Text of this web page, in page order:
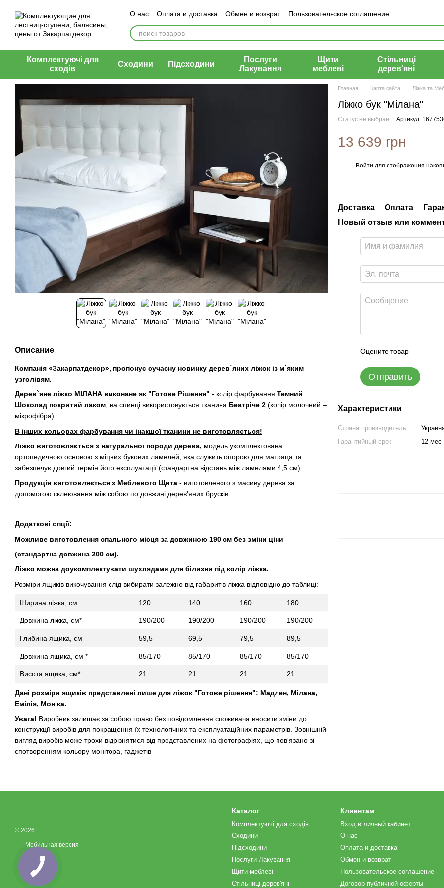
О нас Оплата и доставка Обмен и возврат
Пользовательское соглашение
Договор публичной оферты
Контактная информация Блог Отзывы о магазине
Комплектуючі для
сходів
Сходини Підсходини
Послуги
Лакування
Щити
меблеві
Стільниці
дерев'яні
Описание
Компанія «Закарпатдекор», пропонує сучасну новинку дерев`яних ліжок із м`яким
узголівям.
Дерев`яне ліжко МІЛАНА виконане як "Готове Рішення" - колір фарбування Темний
Шоколад покритий лаком, на спинці використовується тканина Беатріче 2 (колір молочний –
мікрофібра).
В інших кольорах фарбування чи інакшої тканини не виготовляється!
Ліжко виготовляється з натуральної породи дерева, модель укомплектована
ортопедичною основою з міцних букових ламелей, яка служить опорою для матраца та
забезпечує довгий термін його експлуатації (стандартна відстань між ламелями 4,5 см).
Продукція виготовляється з Меблевого Щита - виготовленого з масиву дерева за
допомогою склеювання між собою по довжині дерев'яних брусків.
Додаткові опції:
Можливе виготовлення спального місця за довжиною 190 см без зміни ціни
(стандартна довжина 200 см).
Ліжко можна доукомплектувати шухлядами для білизни під колір ліжка.
Розміри ящиків викочування слід вибирати залежно від габаритів ліжка відповідно до таблиці:
Ширина ліжка, см 120 140 160 180
Довжина ліжка, см* 190/200 190/200 190/200 190/200
Глибина ящика, см 59,5 69,5 79,5 89,5
Довжина ящика, см * 85/170 85/170 85/170 85/170
Висота ящика, см* 21 21 21 21
Дані розміри ящиків представлені лише для ліжок "Готове рішення": Мадлен, Мілана,
Емілія, Моніка.
Увага! Виробник залишає за собою право без повідомлення споживача вносити зміни до
конструкції виробів для покращення їх технологічних та експлуатаційних параметрів. Зовнішній
вигляд виробів може трохи відрізнятися від представлених на фотографіях, що пов'язано зі
спотворенням кольору монітора, гаджетів
Главная Карта сайта Ліжка та
Ліжко бук "Мілана"
Статус не выбран Артикул:
13 639 грн
Войти для отображения
Доставка Оплата
Новый отзыв или
Оцените товар
Отправить
Характеристики
Страна производитель
Гарантийный срок
12 мес
© 2026
Мобильная версия
Каталог
Комплектуючі для сходів
Сходини
Підсходини
Послуги Лакування
Щити меблеві
Стільниці дерев'яні
Клиентам
Вход в личный кабинет
О нас
Оплата и доставка
Обмен и возврат
Пользовательское соглашение
Договор публичной оферты